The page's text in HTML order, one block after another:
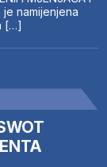
je namijenjena
[…]